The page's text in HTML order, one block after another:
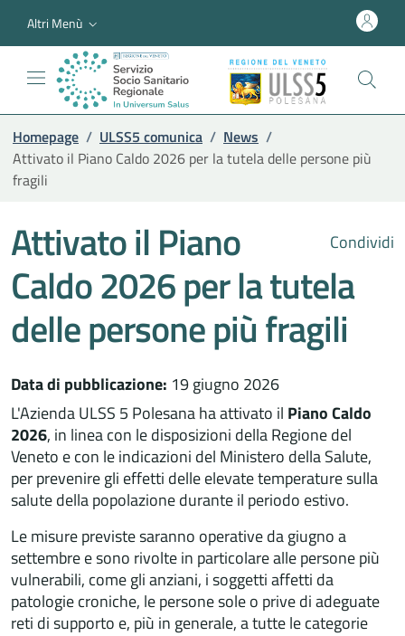
Altri Menù
Homepage / ULSS5 comunica / News /
Attivato il Piano Caldo 2026 per la tutela delle persone più
fragili
Condividi
Attivato il Piano
Caldo 2026 per la tutela
delle persone più fragili
Data di pubblicazione: 19 giugno 2026
L'Azienda ULSS 5 Polesana ha attivato il Piano Caldo
2026, in linea con le disposizioni della Regione del
Veneto e con le indicazioni del Ministero della Salute,
per prevenire gli effetti delle elevate temperature sulla
salute della popolazione durante il periodo estivo.
Le misure previste saranno operative da giugno a
settembre e sono rivolte in particolare alle persone più
vulnerabili, come gli anziani, i soggetti affetti da
patologie croniche, le persone sole o prive di adeguate
reti di supporto e, più in generale, a tutte le categorie